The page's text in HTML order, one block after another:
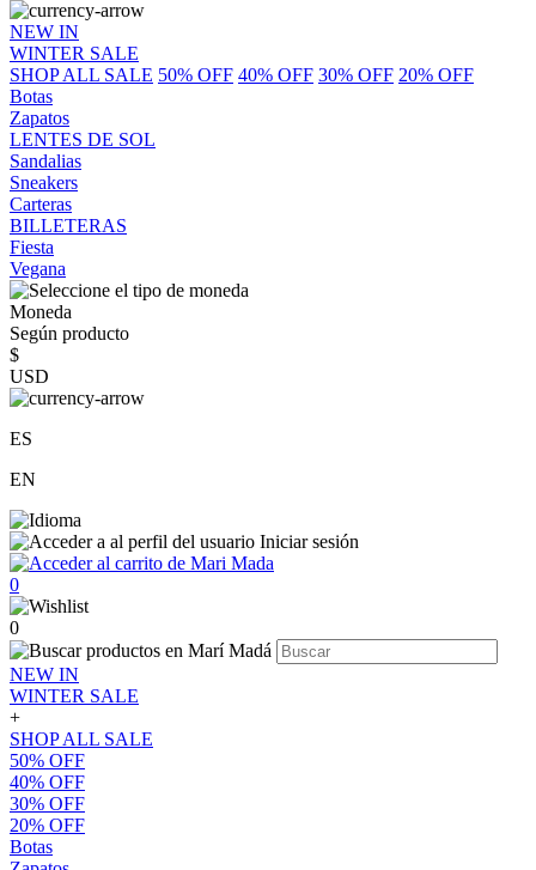
NEW IN
WINTER SALE
SHOP ALL SALE 50% OFF 40% OFF 30% OFF 20% OFF
Botas
Zapatos
LENTES DE SOL
Sandalias
Sneakers
Carteras
BILLETERAS
Fiesta
Vegana
Moneda
Según producto
$
USD
ES
EN
Iniciar sesión
0
0
NEW IN
WINTER SALE
+
SHOP ALL SALE
50% OFF
40% OFF
30% OFF
20% OFF
Botas